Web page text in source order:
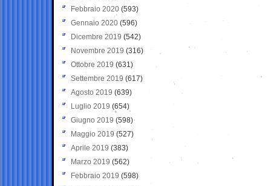
Febbraio 2020 (593)
Gennaio 2020 (596)
Dicembre 2019 (542)
Novembre 2019 (316)
Ottobre 2019 (631)
Settembre 2019 (617)
Agosto 2019 (639)
Luglio 2019 (654)
Giugno 2019 (598)
Maggio 2019 (527)
Aprile 2019 (383)
Marzo 2019 (562)
Febbraio 2019 (598)